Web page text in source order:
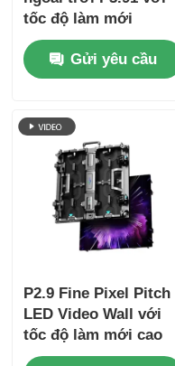
tốc độ làm mới
7680Hz, màn hình đủ
màu và mức bảo vệ
IP65 cho buổi hòa
khấu
Gửi yêu cầu
P2.9 Fine Pixel Pitch
LED Video Wall với
tốc độ làm mới cao
7680Hz và hỗ trợ điện